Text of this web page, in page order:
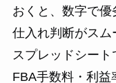
おくと、数字で
仕入れ判断がス
スプレッドシート
FBA手数料・利益